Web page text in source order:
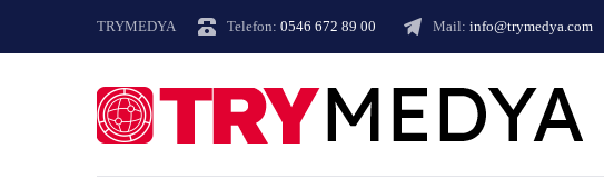
TRYMEDYA Telefon: 0546 672 89 00 Mail: info@trymedya.com